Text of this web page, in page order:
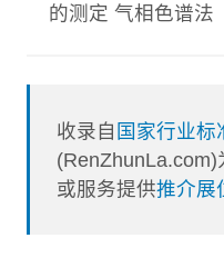
的测定 气相色谱法
收录自 国家行业标
或服务提供推介展